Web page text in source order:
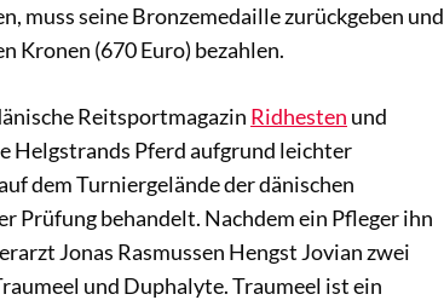
muss seine Bronzemedaille zurückgeben und
Kronen (670 Euro) bezahlen.
Reitsportmagazin Ridhesten und
Helgstrands Pferd aufgrund leichter
dem Turniergelände der dänischen
Prüfung behandelt. Nachdem ein Pfleger ihn
Jonas Rasmussen Hengst Jovian zwei
und Duphalyte. Traumeel ist ein